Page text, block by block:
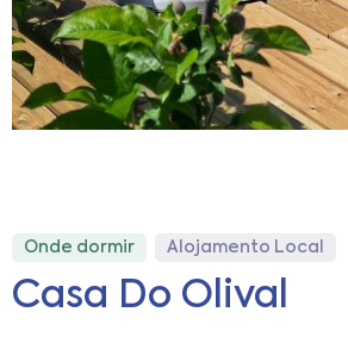
Onde dormir Alojamento Local
Casa Do Olival